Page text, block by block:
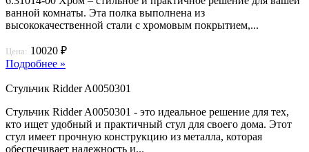
ванной комнаты. Эта полка выполнена из
высококачественной стали с хромовым покрытием,...
Цена: 10020 ₽
Подробнее »
Стульчик Ridder A0050301
Стульчик Ridder A0050301 - это идеальное решение для тех,
кто ищет удобный и практичный стул для своего дома. Этот
стул имеет прочную конструкцию из металла, которая
обеспечивает надежность и...